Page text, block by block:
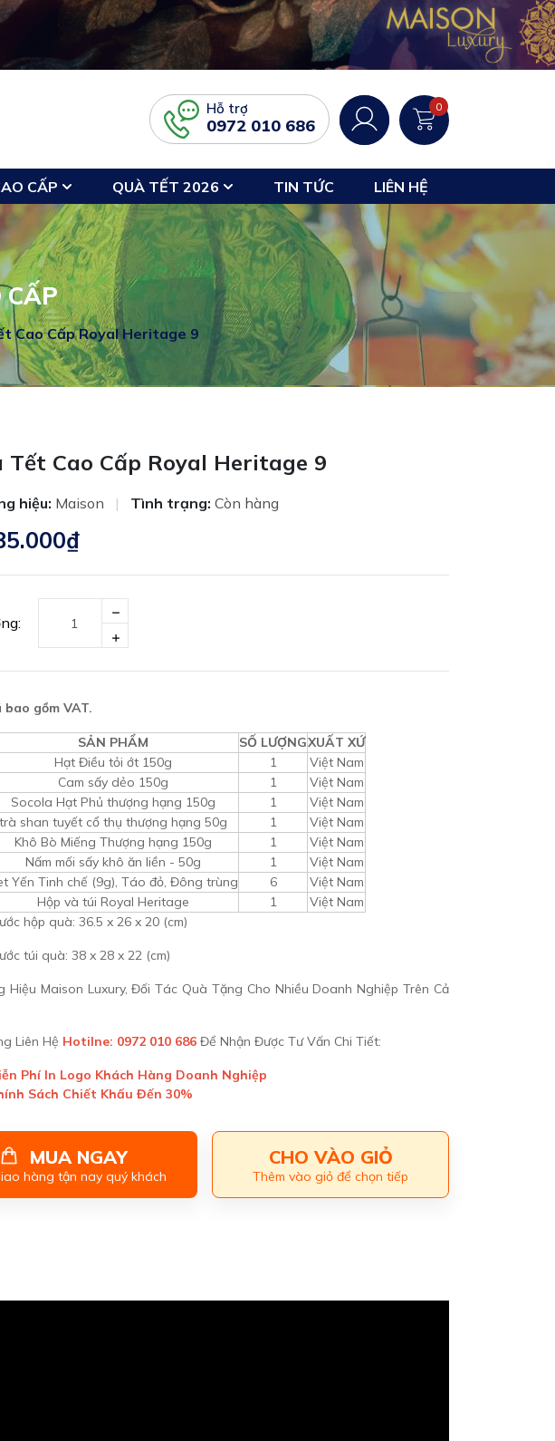
Hỗ trợ
0972 010 686
0
CẤP QUÀ TẾT 2026 TIN TỨC LIÊN HỆ
CẤP
Cao Cấp Royal Heritage 9
Tết Cao Cấp Royal Heritage 9
hiệu: Maison | Tình trạng: Còn hàng
bao gồm VAT.
SẢN PHẨM SỐ LƯỢNGXUẤT XỨ
Hạt Điều tỏi ớt 150g 1
Việt Nam
Cam sấy dẻo 150g 1
Việt Nam
Socola Hạt Phủ thượng hạng 150g 1
Việt Nam
trà shan tuyết cổ thụ thượng hạng 50g 1
Việt Nam
Khô Bò Miếng Thượng hạng 150g 1
Việt Nam
Nấm mối sấy khô ăn liền - 50g 1
Việt Nam
Yến Tinh chế (9g), Táo đỏ, Đông trùng 6
Việt Nam
Hộp và túi Royal Heritage 1
Việt Nam
hộp quà: 36.5 x 26 x 20 (cm)
túi quà: 38 x 28 x 22 (cm)
Hiệu Maison Luxury, Đối Tác Quà Tặng Cho Nhiều Doanh Nghiệp Trên Cả
Liên Hệ Hotilne: 0972 010 686 Để Nhận Được Tư Vấn Chi Tiết:
Phí In Logo Khách Hàng Doanh Nghiệp
Sách Chiết Khấu Đến 30%
MUA NGAY
hàng tận nay quý khách
CHO VÀO GIỎ
Thêm vào giỏ để chọn tiếp